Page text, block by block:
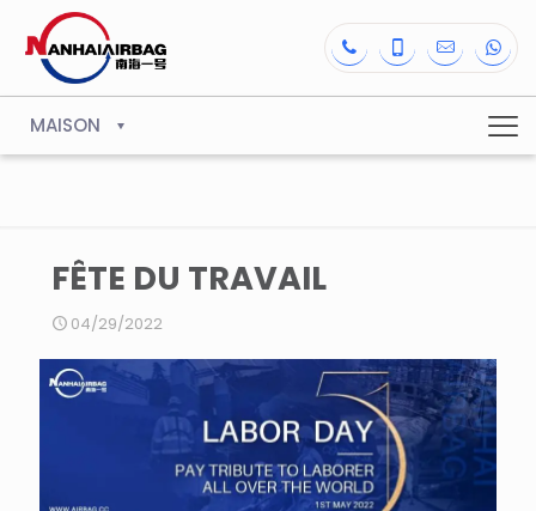
MAISON
FÊTE DU TRAVAIL
04/29/2022